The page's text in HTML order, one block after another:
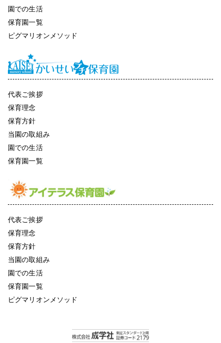
園での生活
保育園一覧
ピグマリオンメソッド
代表ご挨拶
保育理念
保育方針
当園の取組み
園での生活
保育園一覧
代表ご挨拶
保育理念
保育方針
当園の取組み
園での生活
保育園一覧
ピグマリオンメソッド